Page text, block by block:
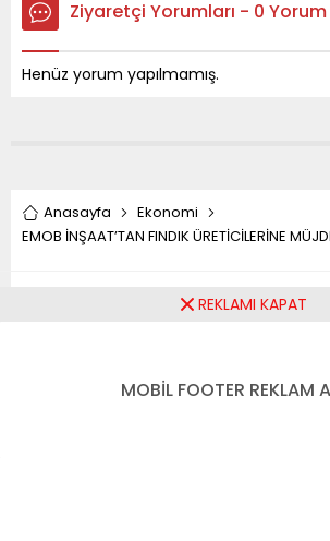
Ziyaretçi Yorumları - 0 Yorum
Henüz yorum yapılmamış.
Anasayfa
Ekonomi
EMOB İNŞAAT’TAN FINDIK ÜRETİCİLERİNE
EMOB
ÜRETİCİLERİNE
REKLAMI KAPAT
MOBİL FOOTER REKLAM